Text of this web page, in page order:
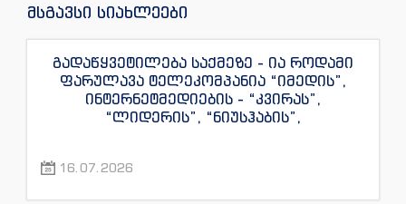
მსგავსი სიახლეები
გადაწყვეტილება საქმეზე - ია როდამი
ფარულავა ტელეკომპანია “იმედის”,
ინტერნეტმედიების - “კვირას”,
“ლიდერის”, “ნიუსჰაბის”,
“ექსკლუზივტივის” ჟურნალისტების
16.07.2026